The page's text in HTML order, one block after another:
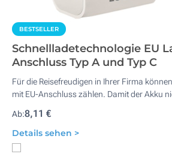
BESTSELLER
Schnellladetechnologie EU
Anschluss Typ A und Typ C
Für die Reisefreudigen in Ihrer Firma
mit EU-Anschluss zählen. Damit der Akku
Ab:8,11 €
Details sehen >